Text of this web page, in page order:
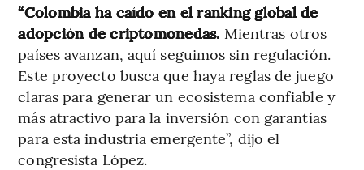
“Colombia ha caído en el ranking global de
adopción de criptomonedas. Mientras otros
países avanzan, aquí seguimos sin regulación.
Este proyecto busca que haya reglas de juego
claras para generar un ecosistema confiable y
más atractivo para la inversión con garantías
para esta industria emergente”, dijo el
congresista López.